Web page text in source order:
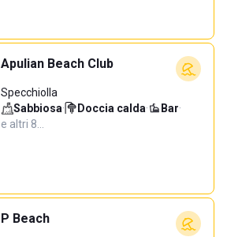
Apulian Beach Club
Specchiolla
Sabbiosa· Doccia calda· Bar·
e altri 8…
P Beach